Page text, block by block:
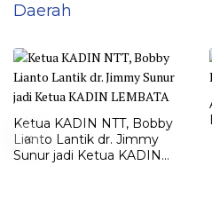
Daerah
«
Ketua KADIN NTT, Bobby
Lianto Lantik dr. Jimmy
Sunur jadi Ketua KADIN